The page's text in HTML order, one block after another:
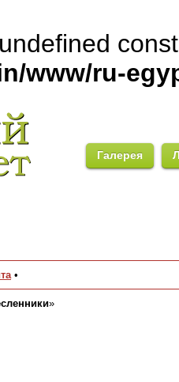
www/ru-
Галерея
•
»